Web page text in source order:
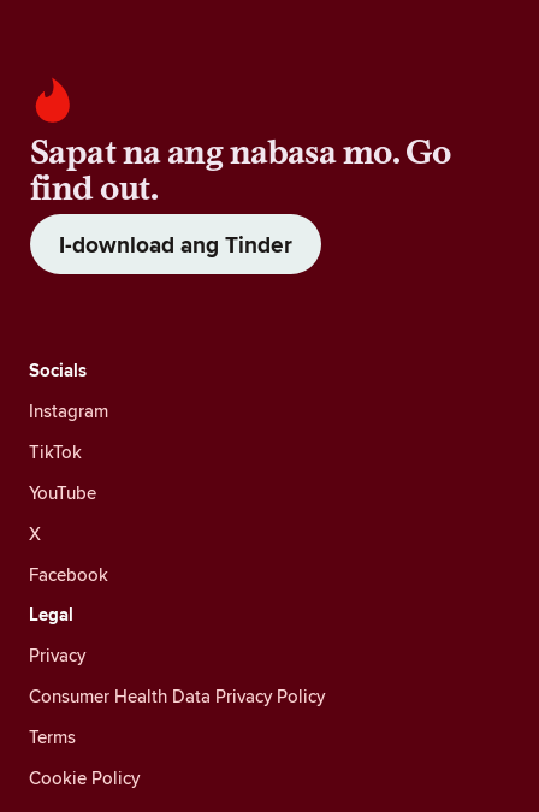
Sapat na ang nabasa mo. Go
find out.
I-download ang Tinder
Socials
Instagram
TikTok
YouTube
X
Facebook
Legal
Privacy
Consumer Health Data Privacy Policy
Terms
Cookie Policy